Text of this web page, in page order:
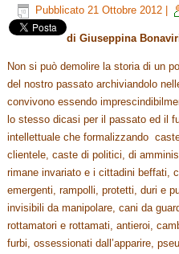
Pubblicato 21 Ottobre 2012
di Giuseppina
Non si può demolire la storia di un
del nostro passato archiviandolo
convivono essendo
lo stesso dicasi per il passato ed il
intellettuale che formalizzando
clientele, caste di politici, di
rimane invariato e i cittadini beffati,
emergenti, rampolli, protetti, duri e
invisibili da manipolare, cani da
rottamatori e rottamati, antieroi,
furbi, ossessionati dall’apparire,